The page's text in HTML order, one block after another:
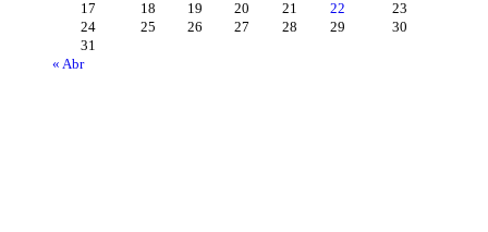
« Abr
17
18 19 20 21 22
23
24
25 26 27 28 29
30
31